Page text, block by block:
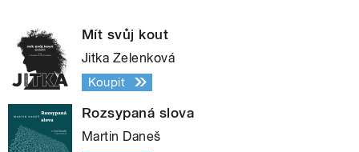
Mít svůj kout
Jitka Zelenková
Koupit
Rozsypaná slova
Martin Daneš